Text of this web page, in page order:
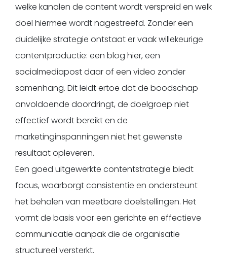
welke kanalen de content wordt verspreid en welk
doel hiermee wordt nagestreefd. Zonder een
duidelijke strategie ontstaat er vaak willekeurige
contentproductie: een blog hier, een
socialmediapost daar of een video zonder
samenhang. Dit leidt ertoe dat de boodschap
onvoldoende doordringt, de doelgroep niet
effectief wordt bereikt en de
marketinginspanningen niet het gewenste
resultaat opleveren.
Een goed uitgewerkte contentstrategie biedt
focus, waarborgt consistentie en ondersteunt
het behalen van meetbare doelstellingen. Het
vormt de basis voor een gerichte en effectieve
communicatie aanpak die de organisatie
structureel versterkt.